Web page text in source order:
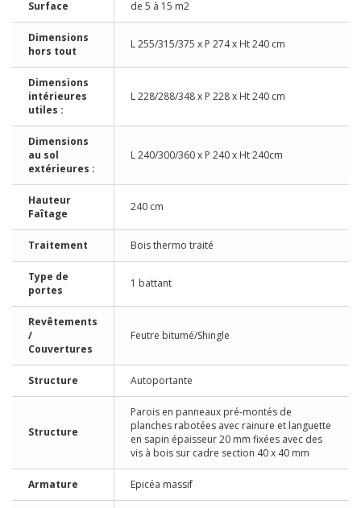
Surface de 5 à 15 m2
Dimensions
hors tout
L 255/315/375 x P 274 x Ht 240 cm
Dimensions
intérieures
utiles :
L 228/288/348 x P 228 x Ht 240 cm
Dimensions
au sol
extérieures :
L 240/300/360 x P 240 x Ht 240cm
Hauteur
Faîtage
240 cm
Traitement Bois thermo traité
Type de
portes
1 battant
Revêtements
/
Couvertures
Feutre bitumé/Shingle
Structure Autoportante
Structure
Parois en panneaux pré-montés de
planches rabotées avec rainure et languette
en sapin épaisseur 20 mm fixées avec des
vis à bois sur cadre section 40 x 40 mm
Armature Epicéa massif